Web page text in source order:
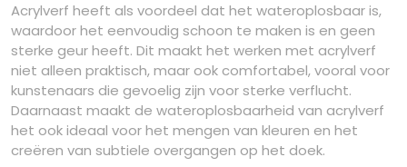
Acrylverf heeft als voordeel dat het wateroplosbaar is,
waardoor het eenvoudig schoon te maken is en geen
sterke geur heeft. Dit maakt het werken met acrylverf
niet alleen praktisch, maar ook comfortabel, vooral voor
kunstenaars die gevoelig zijn voor sterke verflucht.
Daarnaast maakt de wateroplosbaarheid van acrylverf
het ook ideaal voor het mengen van kleuren en het
creëren van subtiele overgangen op het doek.